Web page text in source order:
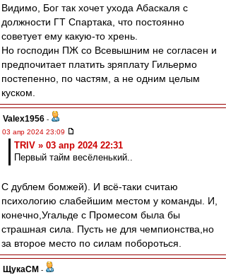
Видимо, Бог так хочет ухода Абаскаля с
должности ГТ Спартака, что постоянно
советует ему какую-то хрень.
Но господин ПЖ со Всевышним не согласен и
предпочитает платить зряплату Гильермо
постепенно, по частям, а не одним целым
куском.
Valex1956 -
03 апр 2024 23:09
TRIV » 03 апр 2024 22:31
Первый тайм весёленький..
С дублем бомжей). И всё-таки считаю
психологию слабейшим местом у команды. И,
конечно,Угальде с Промесом была бы
страшная сила. Пусть не для чемпионства,но
за второе место по силам побороться.
ЩукаСМ -